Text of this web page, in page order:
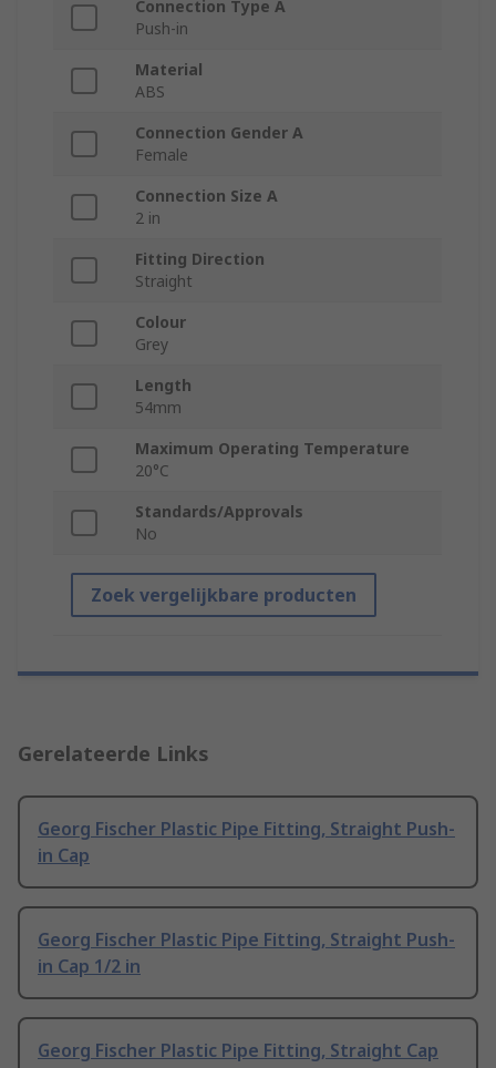
Connection Type A
Push-in
Material
ABS
Connection Gender A
Female
Connection Size A
2 in
Fitting Direction
Straight
Colour
Grey
Length
54mm
Maximum Operating Temperature
20°C
Standards/Approvals
No
Zoek vergelijkbare producten
Gerelateerde Links
Georg Fischer Plastic Pipe Fitting, Straight Push-
in Cap
Georg Fischer Plastic Pipe Fitting, Straight Push-
in Cap 1/2 in
Georg Fischer Plastic Pipe Fitting, Straight Cap